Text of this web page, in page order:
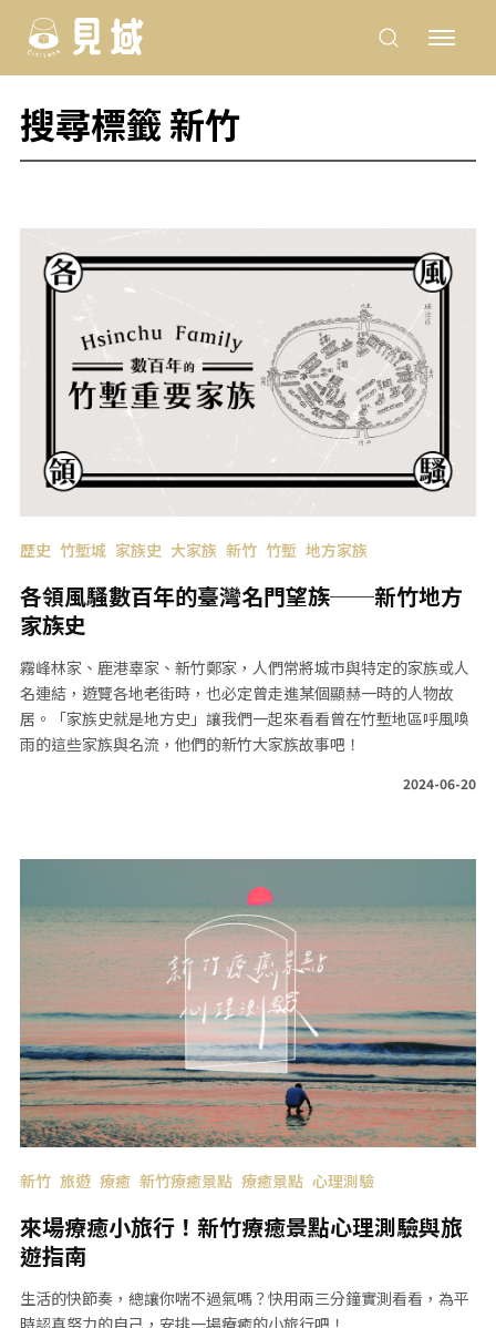
搜尋標籤 新竹
歷史 竹塹城 家族史 大家族 新竹 竹塹 地方家族
各領風騷數百年的臺灣名門望族──新竹地方
家族史
霧峰林家、鹿港辜家、新竹鄭家，人們常將城市與特定的家族或人
名連結，遊覽各地老街時，也必定曾走進某個顯赫一時的人物故
居。「家族史就是地方史」讓我們一起來看看曾在竹塹地區呼風喚
雨的這些家族與名流，他們的新竹大家族故事吧！
2024-06-20
新竹 旅遊 療癒 新竹療癒景點 療癒景點 心理測驗
來場療癒小旅行！新竹療癒景點心理測驗與旅
遊指南
生活的快節奏，總讓你喘不過氣嗎？快用兩三分鐘實測看看，為平